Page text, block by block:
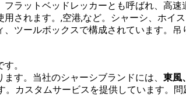
ラットベッドレッカーとも呼ばれ、高
されます。 ,空港,など。シャーシ、ホイ
ツールボックスで構成されています。
。
す。当社のシャーシブランドには、 東風
。カスタムサービスを提供しています。問